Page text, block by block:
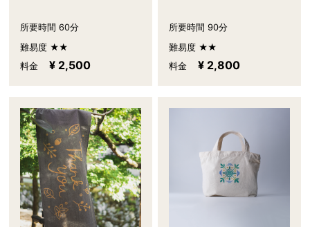
所要時間 60分
難易度 ★★
料金
¥ 2,500
所要時間 90分
難易度 ★★
料金
¥ 2,800